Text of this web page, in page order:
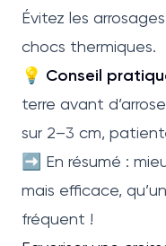
Évitez les
chocs thermiques.
💡 Conseil
terre avant
sur 2–3 cm,
➡️ En résumé :
mais efficace,
fréquent !